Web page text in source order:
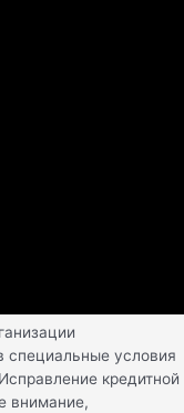
специальные условия
кредитной
внимание,